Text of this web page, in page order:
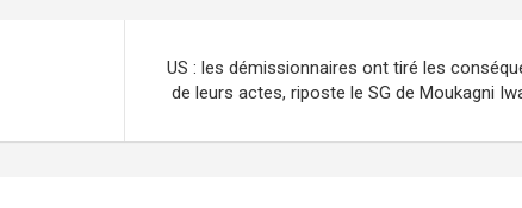
US : les démissionnaires ont tiré les
de leurs actes, riposte le SG de Moukagni